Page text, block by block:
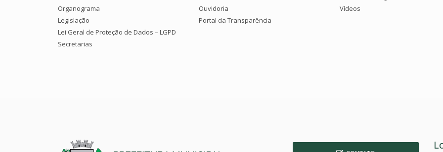
Organograma
Legislação
Lei Geral de Proteção de Dados – LGPD
Secretarias
Ouvidoria
Portal da Transparência
Vídeos